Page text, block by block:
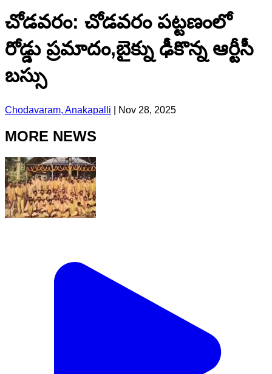
చోడవరం: చోడవరం పట్టణంలో
రోడ్డు ప్రమాదం,బైక్ను ఢీకొన్న ఆర్టీసీ
బస్సు
Chodavaram, Anakapalli Nov 28, 2025
MORE NEWS